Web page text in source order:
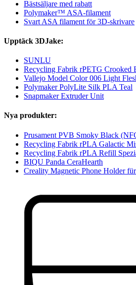
Bästsäljare med rabatt
Polymaker™ ASA-filament
Svart ASA filament för 3D-skrivare
Upptäck 3DJake:
SUNLU
Recycling Fabrik rPETG Crooked
Vallejo Model Color 006 Light
Polymaker PolyLite Silk PLA Teal
Snapmaker Extruder Unit
Nya produkter:
Prusament PVB Smoky Black
Recycling Fabrik rPLA Galactic
Recycling Fabrik rPLA Refill
BIQU Panda CeraHearth
Creality Magnetic Phone Holder